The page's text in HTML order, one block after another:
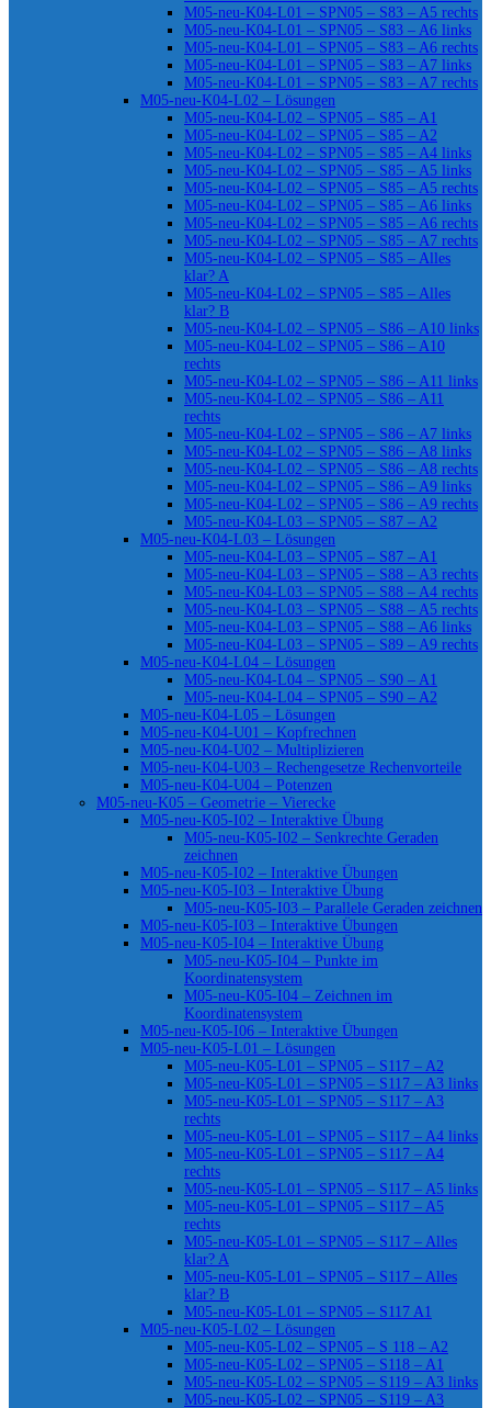
M05-neu-K04-L01 – SPN05 – S83 – A5 rechts
M05-neu-K04-L01 – SPN05 – S83 – A6 links
M05-neu-K04-L01 – SPN05 – S83 – A6 rechts
M05-neu-K04-L01 – SPN05 – S83 – A7 links
M05-neu-K04-L01 – SPN05 – S83 – A7 rechts
M05-neu-K04-L02 – Lösungen
M05-neu-K04-L02 – SPN05 – S85 – A1
M05-neu-K04-L02 – SPN05 – S85 – A2
M05-neu-K04-L02 – SPN05 – S85 – A4 links
M05-neu-K04-L02 – SPN05 – S85 – A5 links
M05-neu-K04-L02 – SPN05 – S85 – A5 rechts
M05-neu-K04-L02 – SPN05 – S85 – A6 links
M05-neu-K04-L02 – SPN05 – S85 – A6 rechts
M05-neu-K04-L02 – SPN05 – S85 – A7 rechts
M05-neu-K04-L02 – SPN05 – S85 – Alles
klar? A
M05-neu-K04-L02 – SPN05 – S85 – Alles
klar? B
M05-neu-K04-L02 – SPN05 – S86 – A10 links
M05-neu-K04-L02 – SPN05 – S86 – A10
rechts
M05-neu-K04-L02 – SPN05 – S86 – A11 links
M05-neu-K04-L02 – SPN05 – S86 – A11
rechts
M05-neu-K04-L02 – SPN05 – S86 – A7 links
M05-neu-K04-L02 – SPN05 – S86 – A8 links
M05-neu-K04-L02 – SPN05 – S86 – A8 rechts
M05-neu-K04-L02 – SPN05 – S86 – A9 links
M05-neu-K04-L02 – SPN05 – S86 – A9 rechts
M05-neu-K04-L03 – SPN05 – S87 – A2
M05-neu-K04-L03 – Lösungen
M05-neu-K04-L03 – SPN05 – S87 – A1
M05-neu-K04-L03 – SPN05 – S88 – A3 rechts
M05-neu-K04-L03 – SPN05 – S88 – A4 rechts
M05-neu-K04-L03 – SPN05 – S88 – A5 rechts
M05-neu-K04-L03 – SPN05 – S88 – A6 links
M05-neu-K04-L03 – SPN05 – S89 – A9 rechts
M05-neu-K04-L04 – Lösungen
M05-neu-K04-L04 – SPN05 – S90 – A1
M05-neu-K04-L04 – SPN05 – S90 – A2
M05-neu-K04-L05 – Lösungen
M05-neu-K04-U01 – Kopfrechnen
M05-neu-K04-U02 – Multiplizieren
M05-neu-K04-U03 – Rechengesetze Rechenvorteile
M05-neu-K04-U04 – Potenzen
M05-neu-K05 – Geometrie – Vierecke
M05-neu-K05-I02 – Interaktive Übung
M05-neu-K05-I02 – Senkrechte Geraden
zeichnen
M05-neu-K05-I02 – Interaktive Übungen
M05-neu-K05-I03 – Interaktive Übung
M05-neu-K05-I03 – Parallele Geraden zeichnen
M05-neu-K05-I03 – Interaktive Übungen
M05-neu-K05-I04 – Interaktive Übung
M05-neu-K05-I04 – Punkte im
Koordinatensystem
M05-neu-K05-I04 – Zeichnen im
Koordinatensystem
M05-neu-K05-I06 – Interaktive Übungen
M05-neu-K05-L01 – Lösungen
M05-neu-K05-L01 – SPN05 – S117 – A2
M05-neu-K05-L01 – SPN05 – S117 – A3 links
M05-neu-K05-L01 – SPN05 – S117 – A3
rechts
M05-neu-K05-L01 – SPN05 – S117 – A4 links
M05-neu-K05-L01 – SPN05 – S117 – A4
rechts
M05-neu-K05-L01 – SPN05 – S117 – A5 links
M05-neu-K05-L01 – SPN05 – S117 – A5
rechts
M05-neu-K05-L01 – SPN05 – S117 – Alles
klar? A
M05-neu-K05-L01 – SPN05 – S117 – Alles
klar? B
M05-neu-K05-L01 – SPN05 – S117 A1
M05-neu-K05-L02 – Lösungen
M05-neu-K05-L02 – SPN05 – S 118 – A2
M05-neu-K05-L02 – SPN05 – S118 – A1
M05-neu-K05-L02 – SPN05 – S119 – A3 links
M05-neu-K05-L02 – SPN05 – S119 – A3